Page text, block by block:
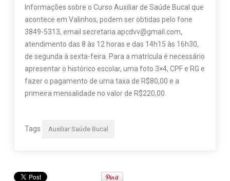
Informações sobre o Curso Auxiliar de Saúde Bucal que
acontece em Valinhos, podem ser obtidas pelo fone
3849-5313, email secretaria.apcdvv@gmail.com,
atendimento das 8 às 12 horas e das 14h15 às 16h30,
de segunda à sexta-feira. Para a matrícula é necessário
apresentar o histórico escolar, uma foto 3×4, CPF e RG e
fazer o pagamento de uma taxa de R$80,00 e a
primeira mensalidade no valor de R$220,00.
Tags Auxiliar Saúde Bucal